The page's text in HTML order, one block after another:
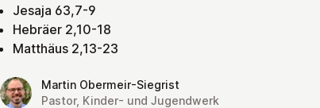
Jesaja 63,7-9
Hebräer 2,10-18
Matthäus 2,13-23
Martin Obermeir-Siegrist
Pastor, Kinder- und Jugendwerk